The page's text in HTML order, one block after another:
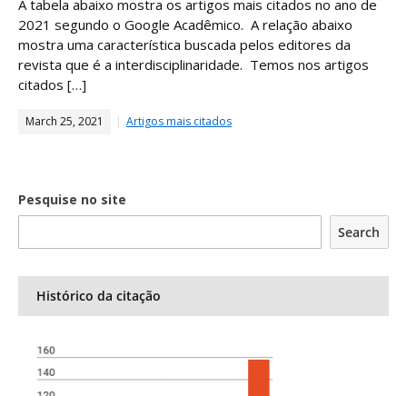
A tabela abaixo mostra os artigos mais citados no ano de
2021 segundo o Google Acadêmico. A relação abaixo
mostra uma característica buscada pelos editores da
revista que é a interdisciplinaridade. Temos nos artigos
citados […]
March 25, 2021 Artigos mais citados
Pesquise no site
Search
Histórico da citação